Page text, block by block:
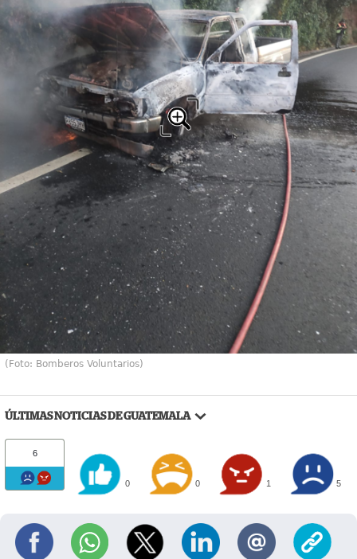
(Foto: Bomberos Voluntarios)
ÚLTIMAS NOTICIAS DE GUATEMALA
6
0 0 1 5